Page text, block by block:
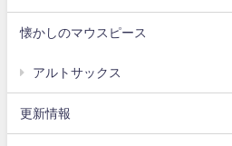
懐かしのマウスピース
アルトサックス
更新情報